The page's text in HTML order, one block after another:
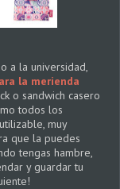
a la universidad,
la merienda
o sandwich casero
todos los
muy
que la puedes
tengas hambre,
y guardar tu